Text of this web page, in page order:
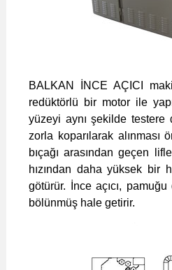
BALKAN İNCE AÇICI
redüktörlü bir motor ile
yüzeyi aynı şekilde testere
zorla koparılarak alınması
bıçağı arasından geçen
hızından daha yüksek bir
götürür. İnce açıcı,
bölünmüş hale getirir.